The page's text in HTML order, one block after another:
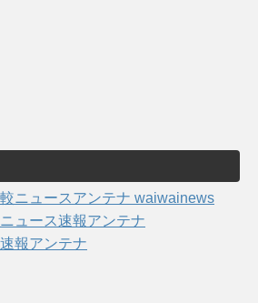
ニュースアンテナ waiwainews
ュース速報アンテナ
報アンテナ